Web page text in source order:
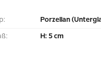
Porzellan
H: 5 cm